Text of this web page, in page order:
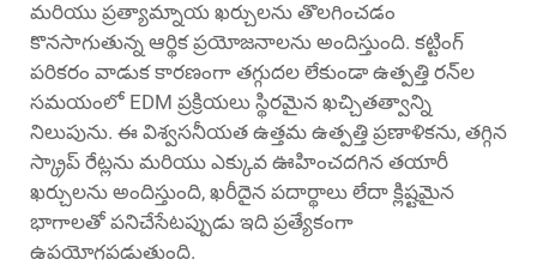
మరియు ప్రత్యామ్నాయ ఖర్చులను తొలగించడం
కొనసాగుతున్న ఆర్థిక ప్రయోజనాలను అందిస్తుంది. కట్టింగ్
పరికరం వాడుక కారణంగా తగ్గుదల లేకుండా ఉత్పత్తి రన్‌ల
సమయంలో EDM ప్రక్రియలు స్థిరమైన ఖచ్చితత్వాన్ని
నిలుపును. ఈ విశ్వసనీయత ఉత్తమ ఉత్పత్తి ప్రణాళికను, తగ్గిన
స్క్రాప్ రేట్లను మరియు ఎక్కువ ఊహించదగిన తయారీ
ఖర్చులను అందిస్తుంది, ఖరీదైన పదార్థాలు లేదా క్లిష్టమైన
భాగాలతో పనిచేసేటప్పుడు ఇది ప్రత్యేకంగా
ఉపయోగపడుతుంది.